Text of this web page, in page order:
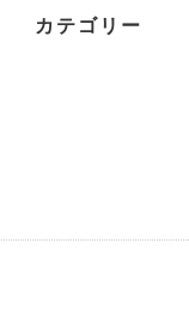
カテゴリー